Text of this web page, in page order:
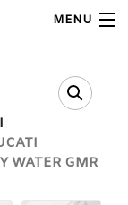
MENU
WATER GMR